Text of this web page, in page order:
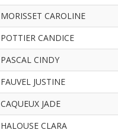
MORISSET CAROLINE
POTTIER CANDICE
PASCAL CINDY
FAUVEL JUSTINE
CAQUEUX JADE
HALOUSE CLARA